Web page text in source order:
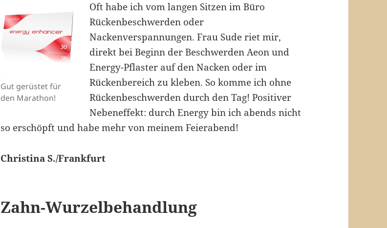
Gut gerüstet für
den Marathon!
Oft habe ich vom langen Sitzen im Büro
Rückenbeschwerden oder
Nackenverspannungen. Frau Sude riet mir,
direkt bei Beginn der Beschwerden Aeon und
Energy-Pflaster auf den Nacken oder im
Rückenbereich zu kleben. So komme ich ohne
Rückenbeschwerden durch den Tag! Positiver
Nebeneffekt: durch Energy bin ich abends nicht
so erschöpft und habe mehr von meinem Feierabend!
Christina S./Frankfurt
Zahn-Wurzelbehandlung